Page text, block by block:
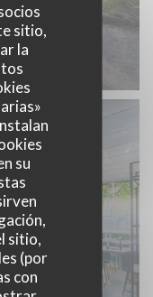
sitio,
la
su
sitio,
(por
con